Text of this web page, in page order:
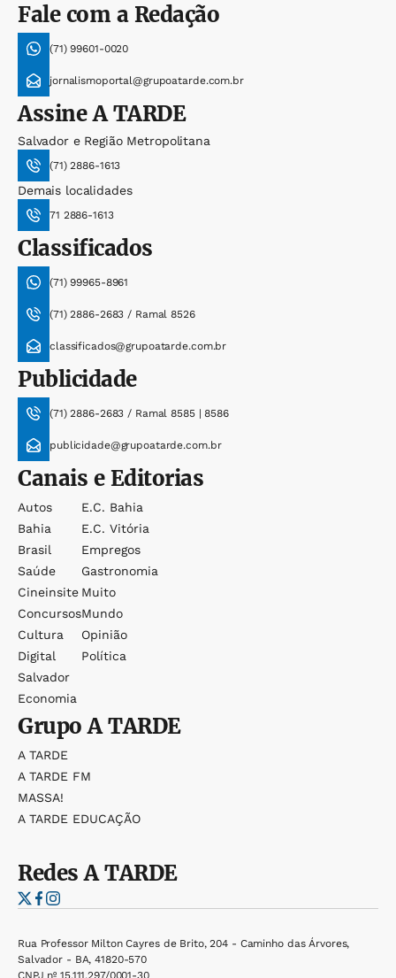
Fale com a Redação
(71) 99601-0020
jornalismoportal@grupoatarde.com.br
AssineA TARDE
Salvador e Região Metropolitana
(71) 2886-1613
Demais localidades
71 2886-1613
Classificados
(71) 99965-8961
(71) 2886-2683 / Ramal 8526
classificados@grupoatarde.com.br
Publicidade
(71) 2886-2683 / Ramal 8585 | 8586
publicidade@grupoatarde.com.br
Canais e Editorias
Autos
Bahia
Brasil
Saúde
Cineinsite
Concursos
Cultura
Digital
Salvador
Economia
E.c. Bahia
E.c. Vitória
Empregos
Gastronomia
Muito
Mundo
Opinião
Política
GrupoA TARDE
A TARDE
A TARDE FM
MASSA!
A TARDE EDUCAÇÃO
RedesA TARDE
Rua Professor Milton Cayres de Brito, 204 - Caminho das Árvores,
Salvador - BA, 41820-570
CNPJ nº 15.111.297/0001-30